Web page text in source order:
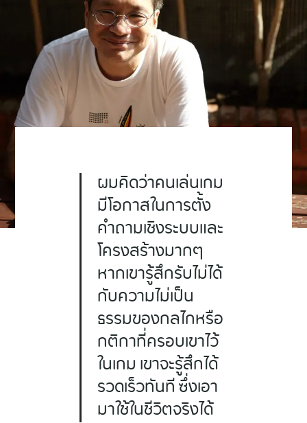
ผมคิดว่าคนเล่นเกม
มีโอกาสในการตั้ง
คำถามเชิงระบบและ
โครงสร้างมากๆ
หากเขารู้สึกรับไม่ได้
กับความไม่เป็น
ธรรมของกลไกหรือ
กติกาที่ครอบเขาไว้
ในเกม เขาจะรู้สึกได้
รวดเร็วทันที ซึ่งเอา
มาใช้ในชีวิตจริงได้